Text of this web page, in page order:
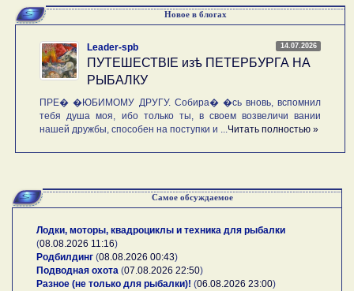
Новое в блогах
14.07.2026
Leader-spb
ПУТЕШЕСТВIE изѣ ПЕТЕРБУРГА НА
РЫБАЛКУ
ПРЕ� �ЮБИМОМУ ДРУГУ. Собира� �сь вновь, вспомнил
тебя душа моя, ибо только ты, в своем возвеличи вании
нашей дружбы, способен на поступки и ...Читать полностью »
Самое обсуждаемое
Лодки, моторы, квадроциклы и техника для рыбалки
(08.08.2026 11:16)
Родбилдинг (08.08.2026 00:43)
Подводная охота (07.08.2026 22:50)
Разное (не только для рыбалки)! (06.08.2026 23:00)